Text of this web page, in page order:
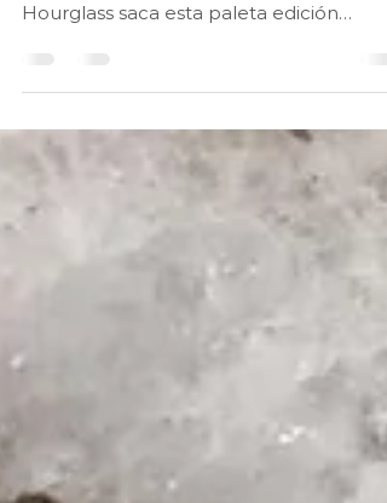
2021)
acerca la temporada navideña cuando
limitada que llevan sacando...